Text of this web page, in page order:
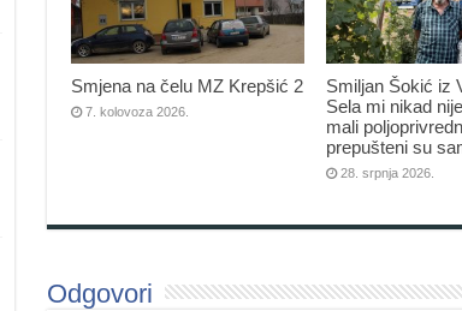
Smjena na čelu MZ Krepšić 2
7. kolovoza 2026.
Smiljan Šokić iz
Sela mi nikad
mali
prepušteni su
28. srpnja 2026.
Odgovori